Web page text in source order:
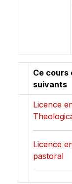
Ce cours
suivants
Licence
Licence
pastoral